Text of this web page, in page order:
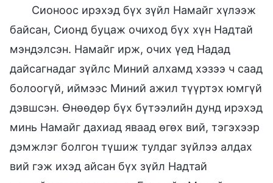
Сионоос ирэхэд бүх зүйл Намайг хүлээж
байсан, Сионд буцаж очиход бүх хүн Надтай
мэндэлсэн. Намайг ирж, очих үед Надад
дайсагнадаг зүйлс Миний алхамд хэзээ ч саад
болоогүй, иймээс Миний ажил түүртэх юмгүй
дэвшсэн. Өнөөдөр бүх бүтээлийн дунд ирэхэд
минь Намайг дахиад яваад өгөх вий, тэгэхээр
дэмжлэг болгон түшиж тулдаг зүйлээ алдах
вий гэж ихэд айсан бүх зүйл Надтай